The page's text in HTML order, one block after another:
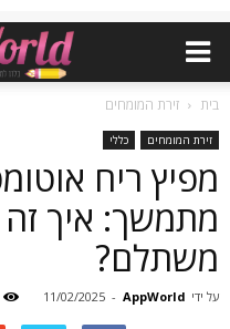
בית זירת המומחים
זירת המומחים כללי
מפיץ ריח
מתמשך: איך זה
משתלם?
על ידי AppWorld
-
11/02/2025